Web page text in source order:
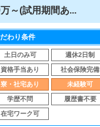
～(試用期間あ...
わり条件
土日のみ可 週休2日制
資格手当あり 社会保険完備
寮・社宅あり 未経験可
学歴不問 履歴書不要
在宅ワーク可